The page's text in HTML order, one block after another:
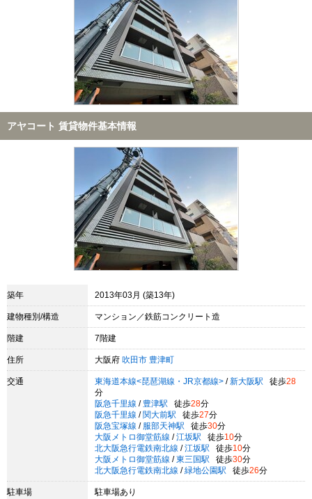
アヤコート 賃貸物件基本情報
築年 2013年03月 (築13年)
建物種別/構造 マンション／鉄筋コンクリート造
階建 7階建
住所 大阪府 吹田市 豊津町
交通 東海道本線<琵琶湖線・JR京都線> / 新大阪駅 徒歩28
分
阪急千里線 / 豊津駅 徒歩28分
阪急千里線 / 関大前駅 徒歩27分
阪急宝塚線 / 服部天神駅 徒歩30分
大阪メトロ御堂筋線 / 江坂駅 徒歩10分
北大阪急行電鉄南北線 / 江坂駅 徒歩10分
大阪メトロ御堂筋線 / 東三国駅 徒歩30分
北大阪急行電鉄南北線 / 緑地公園駅 徒歩26分
駐車場 駐車場あり